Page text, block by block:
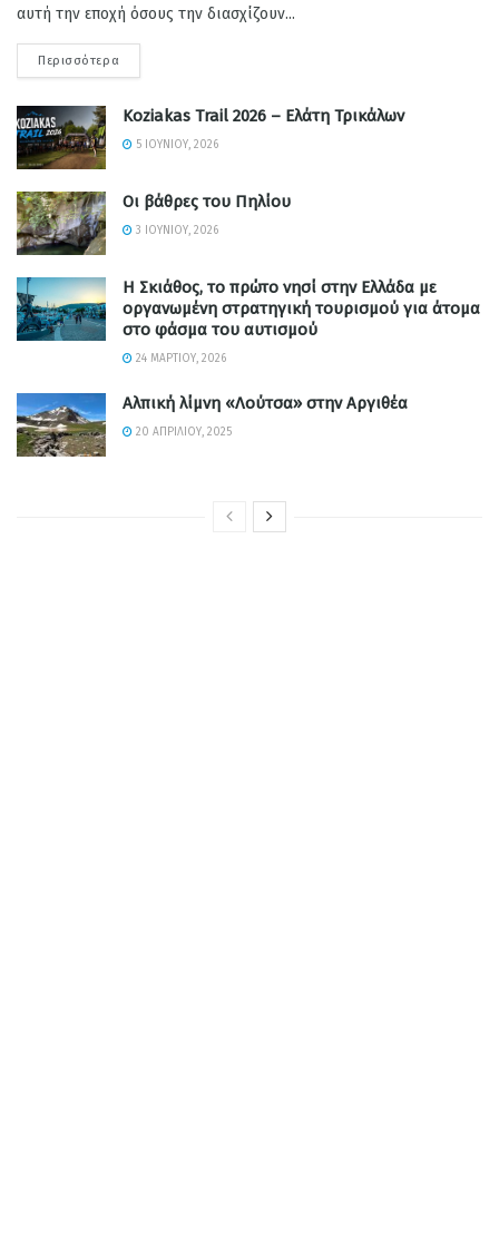
αυτή την εποχή όσους την διασχίζουν...
Περισσότερα
Koziakas Trail 2026 – Ελάτη Τρικάλων
5 ΙΟΥΝΊΟΥ, 2026
Οι βάθρες του Πηλίου
3 ΙΟΥΝΊΟΥ, 2026
Η Σκιάθος, το πρώτο νησί στην Ελλάδα με
οργανωμένη στρατηγική τουρισμού για άτομα
στο φάσμα του αυτισμού
24 ΜΑΡΤΊΟΥ, 2026
Αλπική λίμνη «Λούτσα» στην Αργιθέα
20 ΑΠΡΙΛΊΟΥ, 2025